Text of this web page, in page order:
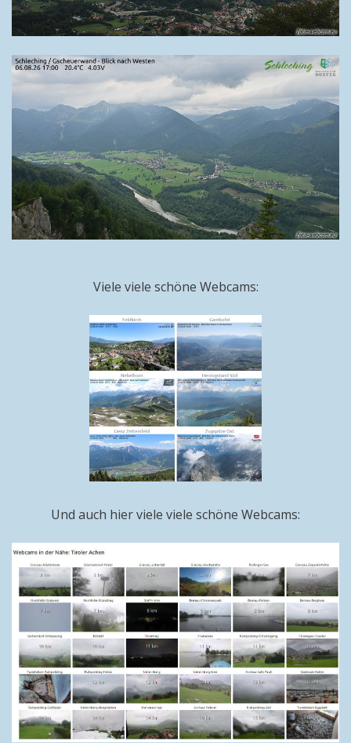
Viele viele schöne Webcams:
Und auch hier viele viele schöne Webcams: